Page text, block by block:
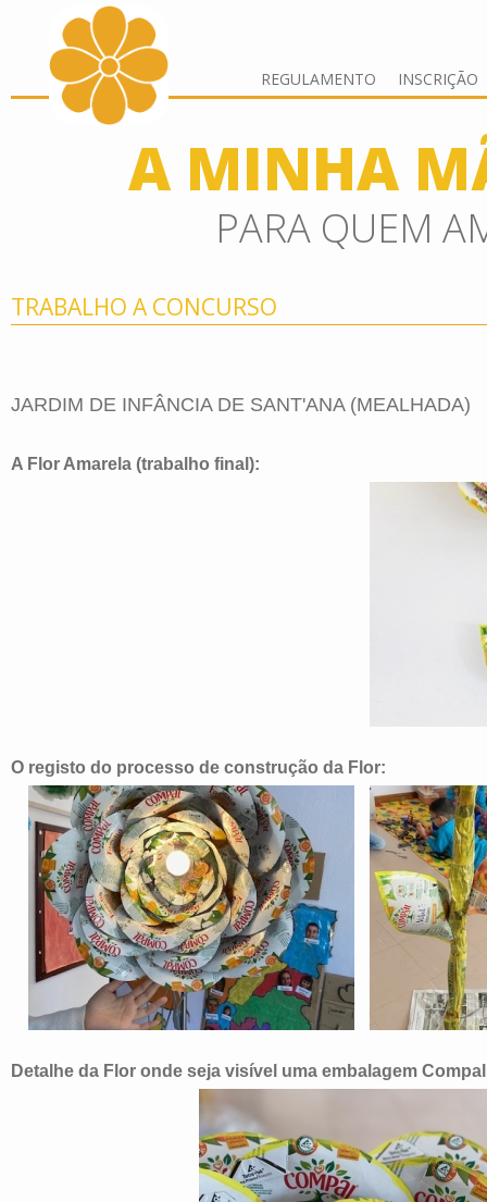
REGULAMENTO INSCRIÇÃO
A MINHA
PARA QUEM
TRABALHO A CONCURSO
JARDIM DE INFÂNCIA DE SANT'ANA (MEALHADA)
A Flor Amarela (trabalho final):
O registo do processo de construção da Flor:
Detalhe da Flor onde seja visível uma embalagem